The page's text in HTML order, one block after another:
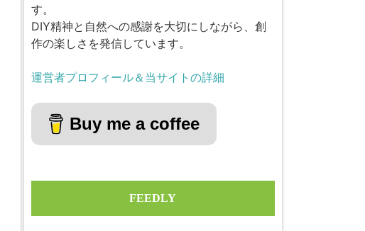
す。
DIY精神と自然への感謝を大切にしながら、創
作の楽しさを発信しています。
運営者プロフィール＆当サイトの詳細
Buy me a coffee
FEEDLY